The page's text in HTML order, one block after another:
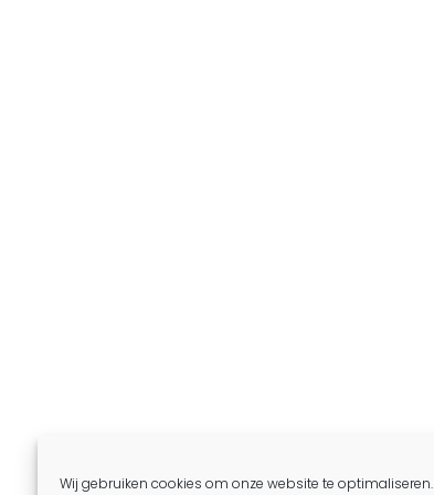
Wij gebruiken cookies om onze website te optimaliseren.